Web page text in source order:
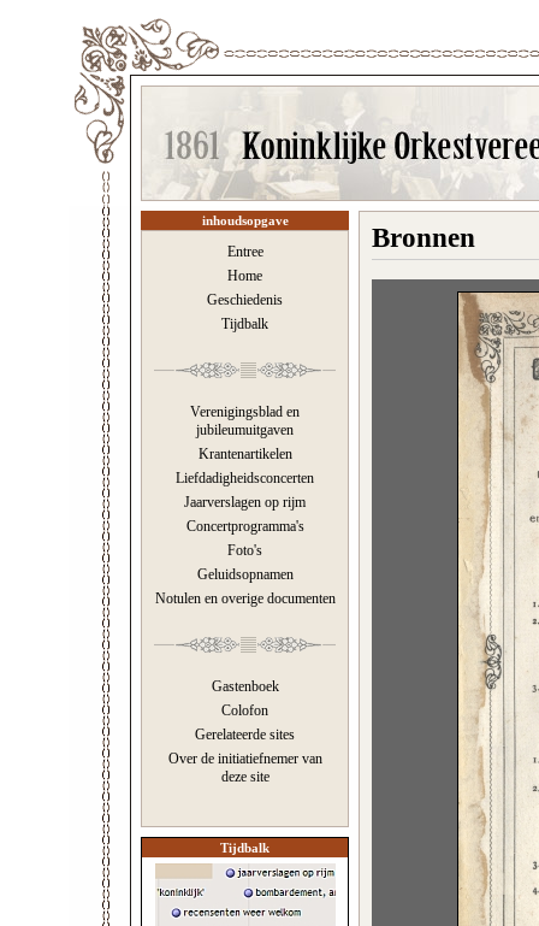
inhoudsopgave
Entree
Home
Geschiedenis
Tijdbalk
Verenigingsblad en
jubileumuitgaven
Krantenartikelen
Liefdadigheidsconcerten
Jaarverslagen op rijm
Concertprogramma's
Foto's
Geluidsopnamen
Notulen en overige documenten
Gastenboek
Colofon
Gerelateerde sites
Over de initiatiefnemer van
deze site
Tijdbalk
Bronnen